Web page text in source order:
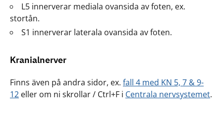
L5 innerverar mediala ovansida av foten, ex.
stortån.
S1 innerverar laterala ovansida av foten.
Kranialnerver
Finns även på andra sidor, ex. fall 4 med KN 5, 7 & 9-
12 eller om ni skrollar / Ctrl+F i Centrala nervsystemet.